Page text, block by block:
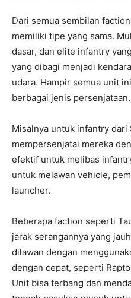
Dari semua sembilan
memiliki tipe yang sama.
dasar, dan elite infantry
yang dibagi menjadi
udara. Hampir semua unit
berbagai jenis persenjataan.
Misalnya untuk infantry dari
mempersenjatai mereka
efektif untuk melibas
untuk melawan vehicle,
launcher.
Beberapa faction seperti
jarak serangannya yang
dilawan dengan
dengan cepat, seperti
Unit bisa terbang dan